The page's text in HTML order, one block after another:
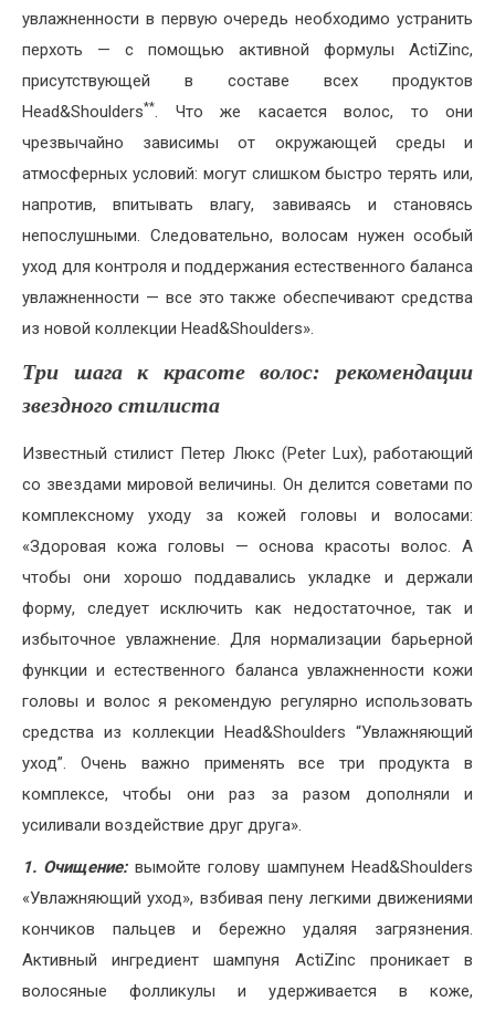
увлажненности в первую очередь необходимо устранить
перхоть — с помощью активной формулы ActiZinc,
присутствующей в составе всех продуктов
Head&Shoulders**. Что же касается волос, то они
чрезвычайно зависимы от окружающей среды и
атмосферных условий: могут слишком быстро терять или,
напротив, впитывать влагу, завиваясь и становясь
непослушными. Следовательно, волосам нужен особый
уход для контроля и поддержания естественного баланса
увлажненности — все это также обеспечивают средства
из новой коллекции Head&Shoulders».
Три шага к красоте волос: рекомендации
звездного стилиста
Известный стилист Петер Люкс (Peter Lux), работающий
со звездами мировой величины. Он делится советами по
комплексному уходу за кожей головы и волосами:
«Здоровая кожа головы — основа красоты волос. А
чтобы они хорошо поддавались укладке и держали
форму, следует исключить как недостаточное, так и
избыточное увлажнение. Для нормализации барьерной
функции и естественного баланса увлажненности кожи
головы и волос я рекомендую регулярно использовать
средства из коллекции Head&Shoulders “Увлажняющий
уход”. Очень важно применять все три продукта в
комплексе, чтобы они раз за разом дополняли и
усиливали воздействие друг друга».
1. Очищение:вымойте голову шампунем Head&Shoulders
«Увлажняющий уход», взбивая пену легкими движениями
кончиков пальцев и бережно удаляя загрязнения.
Активный ингредиент шампуня ActiZinc проникает в
волосяные фолликулы и удерживается в коже,